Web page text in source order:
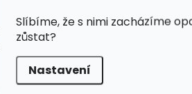
Slíbíme, že s nimi zacházíme
zůstat?
Nastavení
5,0